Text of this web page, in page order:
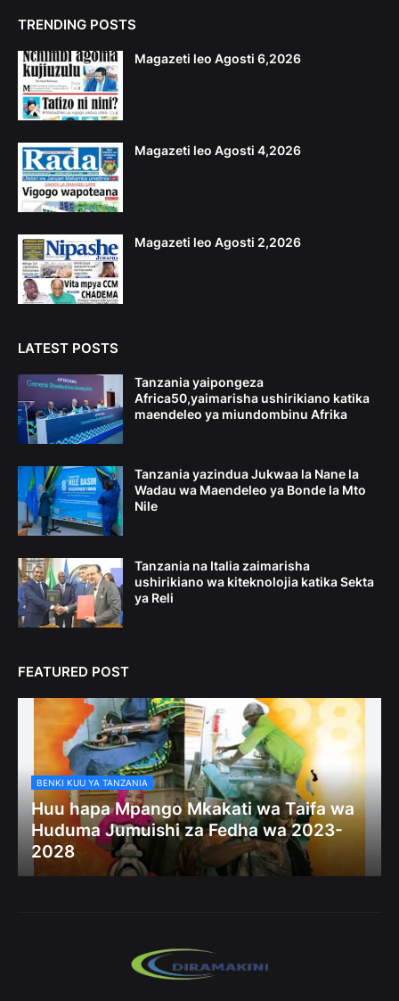
TRENDING POSTS
Magazeti leo Agosti 6,2026
Magazeti leo Agosti 4,2026
Magazeti leo Agosti 2,2026
LATEST POSTS
Tanzania yaipongeza
Africa50,yaimarisha ushirikiano katika
maendeleo ya miundombinu Afrika
Tanzania yazindua Jukwaa la Nane la
Wadau wa Maendeleo ya Bonde la Mto
Nile
Tanzania na Italia zaimarisha
ushirikiano wa kiteknolojia katika Sekta
ya Reli
FEATURED POST
BENKI KUU YA TANZANIA
Huu hapa Mpango Mkakati wa Taifa wa
Huduma Jumuishi za Fedha wa 2023-
2028